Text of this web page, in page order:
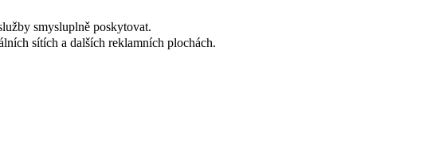
smysluplně poskytovat.
sítích a dalších reklamních plochách.